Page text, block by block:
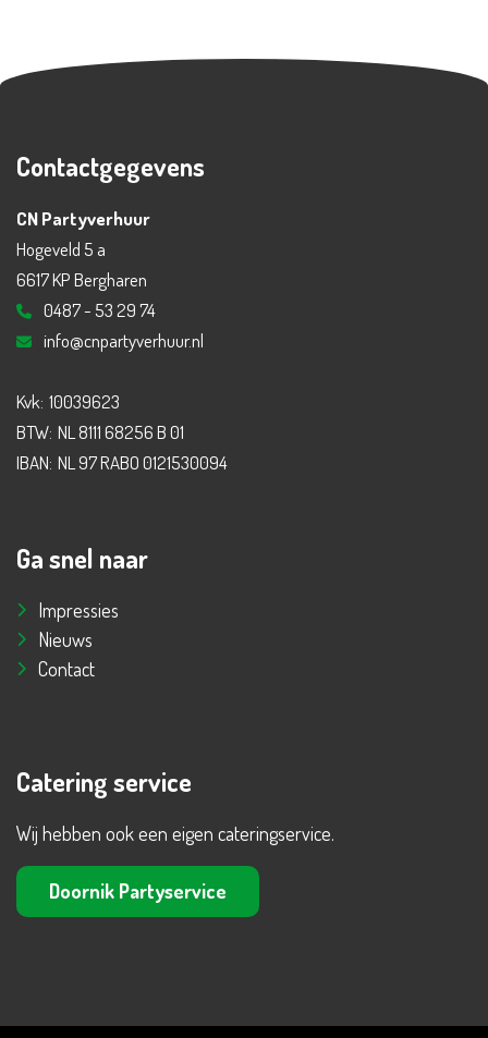
Contactgegevens
CN Partyverhuur
Hogeveld 5 a
6617 KP Bergharen
0487 - 53 29 74
info@cnpartyverhuur.nl
Kvk: 10039623
BTW: NL 8111 68256 B 01
IBAN: NL 97 RABO 0121530094
Ga snel naar
Impressies
Nieuws
Contact
Catering service
Wij hebben ook een eigen cateringservice.
Doornik Partyservice